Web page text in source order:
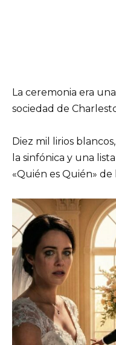
La ceremonia era
sociedad de
Diez mil lirios
la sinfónica y una
«Quién es Quién»